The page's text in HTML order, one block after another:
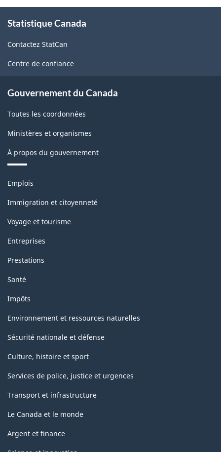
propos
ce
site
Statistique Canada
Contactez StatCan
Centre de confiance
Gouvernement du Canada
Toutes les coordonnées
Ministères et organismes
À propos du gouvernement
Thèmes
sujets
Emplois
Immigration et citoyenneté
Voyage et tourisme
Entreprises
Prestations
Santé
Impôts
Environnement et ressources naturelles
Sécurité nationale et défense
Culture, histoire et sport
Services de police, justice et urgences
Transport et infrastructure
Le Canada et le monde
Argent et finance